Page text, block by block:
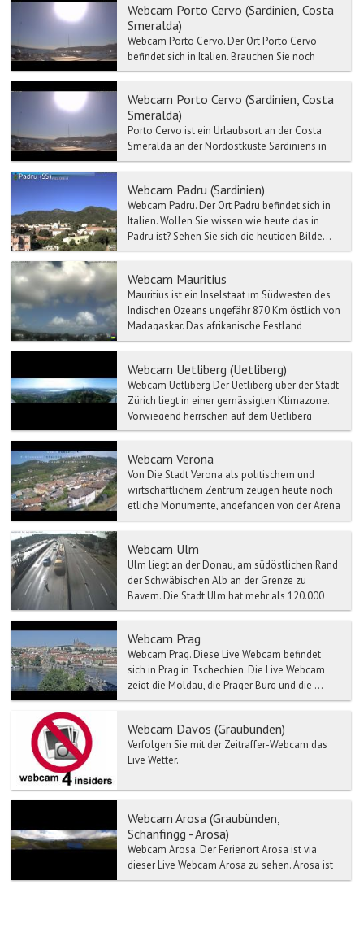
Webcam Porto Cervo (Sardinien, Costa
Smeralda)
Webcam Porto Cervo. Der Ort Porto Cervo
befindet sich in Italien. Brauchen Sie noch
mehr Argument für einen Ausflug nach Porto
Webcam Porto Cervo (Sardinien, Costa
Smeralda)
Porto Cervo ist ein Urlaubsort an der Costa
Smeralda an der Nordostküste Sardiniens in
der Nähe des 46 Meter hohen Capo Ferro mit
Webcam Padru (Sardinien)
Webcam Padru. Der Ort Padru befindet sich in
Italien. Wollen Sie wissen wie heute das in
Padru ist? Sehen Sie sich die heutigen Bilde...
Webcam Mauritius
Mauritius ist ein Inselstaat im Südwesten des
Indischen Ozeans ungefähr 870 Km östlich von
Madagaskar. Das afrikanische Festland
befindet sich etwa...
Webcam Uetliberg (Uetliberg)
Webcam Uetliberg Der Uetliberg über der Stadt
Zürich liegt in einer gemässigten Klimazone.
Vorwiegend herrschen auf dem Uetliberg
Winde aus...
Webcam Verona
Von Die Stadt Verona als politischem und
wirtschaftlichem Zentrum zeugen heute noch
etliche Monumente, angefangen von der Arena
bis zum Römischen T...
Webcam Ulm
Ulm liegt an der Donau, am südöstlichen Rand
der Schwäbischen Alb an der Grenze zu
Bayern. Die Stadt Ulm hat mehr als 120.000
Einwohner, bildet ei...
Webcam Prag
Webcam Prag. Diese Live Webcam befindet
sich in Prag in Tschechien. Die Live Webcam
zeigt die Moldau, die Prager Burg und die ...
Webcam Davos (Graubünden)
Verfolgen Sie mit der Zeitraffer-Webcam das
Live Wetter.
Webcam Arosa (Graubünden,
Schanfingg - Arosa)
Webcam Arosa. Der Ferienort Arosa ist via
dieser Live Webcam Arosa zu sehen. Arosa ist
eine Gemeinde im Kanton Graubünden. Arosa